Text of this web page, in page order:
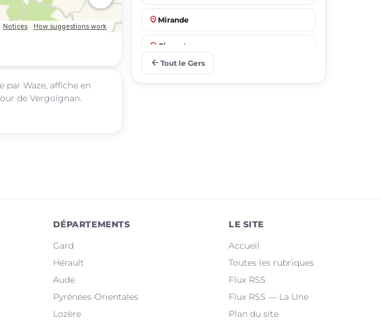
par Waze, affiche en
de Vergoignan.
place Mirande
place Gimont
arrow_back Tout le Gers
DÉPARTEMENTS
Gard
Hérault
Aude
Pyrénées-Orientales
Lozère
LE SITE
Accueil
Toutes les rubriques
Flux RSS
Flux RSS — La Une
Plan du site